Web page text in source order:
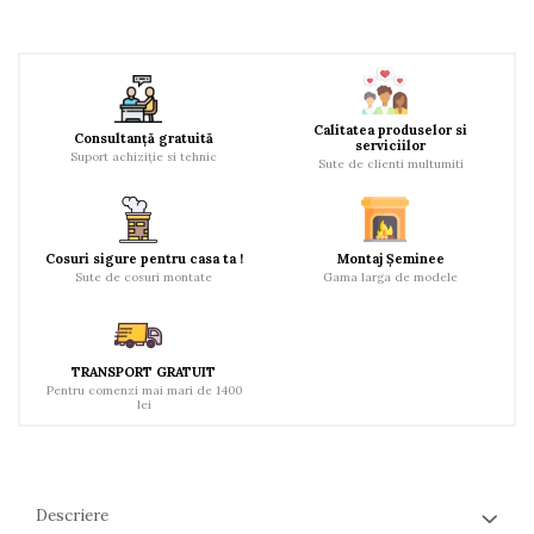
Consultanță gratuită
Suport achiziție si tehnic
Calitatea produselor si
serviciilor
Sute de clienti multumiti
Cosuri sigure pentru casa ta !
Sute de cosuri montate
Montaj Șeminee
Gama larga de modele
TRANSPORT GRATUIT
Pentru comenzi mai mari de 1400
lei
Descriere